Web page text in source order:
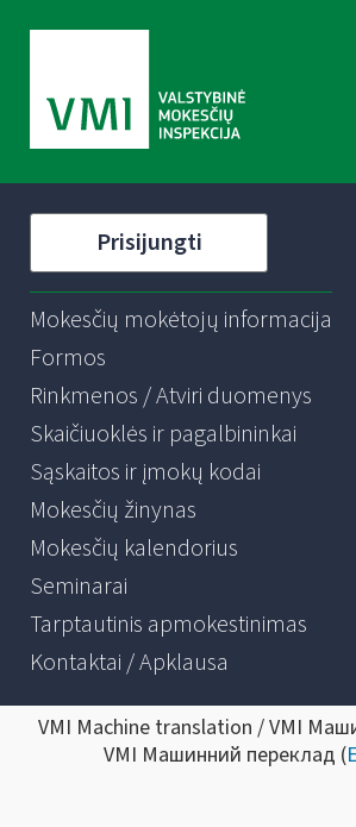
Prisijungti
Mokesčių mokėtojų informacija
Formos
Rinkmenos / Atviri duomenys
Skaičiuoklės ir pagalbininkai
Sąskaitos ir įmokų kodai
Mokesčių žinynas
Mokesčių kalendorius
Seminarai
Tarptautinis apmokestinimas
Kontaktai / Apklausa
VMI Machine translation / VMI
VMI Машинний переклад (